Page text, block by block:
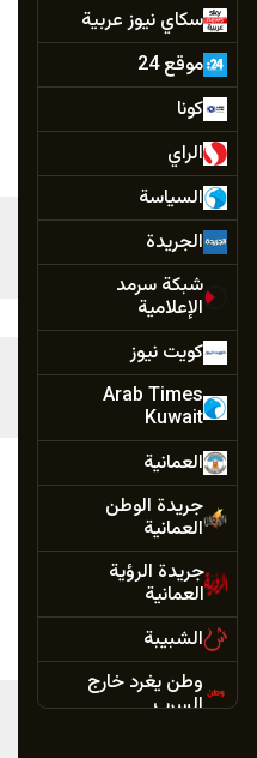
سكاي نيوز عربية
موقع 24
كونا
الراي
السياسة
الجريدة
شبكة سرمد
الإعلامية
كويت نيوز
Arab Times
Kuwait
العمانية
جريدة الوطن
العمانية
جريدة الرؤية
العمانية
الشبيبة
وطن يغرد خارج
السرب